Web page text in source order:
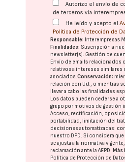
Autorizo el envío de
de terceros vía
He leído y acepto el
Política de Protección de
Responsable: Interempresas
Finalidades: Suscripción a
newsletter(s). Gestión de
Envío de emails relacionados
relativos a intereses similares
asociados.Conservación:
relación con Ud., o mientras
llevar a cabo las finalidades
Los datos pueden cederse a
grupo por motivos de gestión
Acceso, rectificación,
portabilidad, limitación del
decisiones automatizadas:
nuestro DPD. Si considera
se ajusta a la normativa
reclamación ante laAEPD.
Política de Protección de